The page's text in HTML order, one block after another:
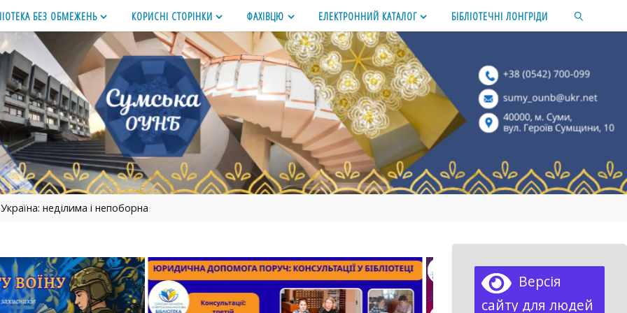
БЕЗ ОБМЕЖЕНЬ КОРИСНІ СТОРІНКИ ФАХІВЦЮ ЕЛЕКТРОННИЙ КАТАЛОГ БІБЛІОТЕЧНІ ЛОНГРІДИ
неділима і непоборна
Версія
сайту для людей